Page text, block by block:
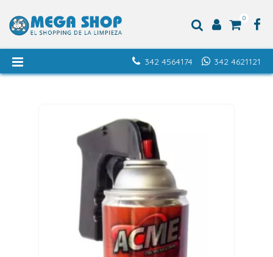
0
342 4621121
342 4564174